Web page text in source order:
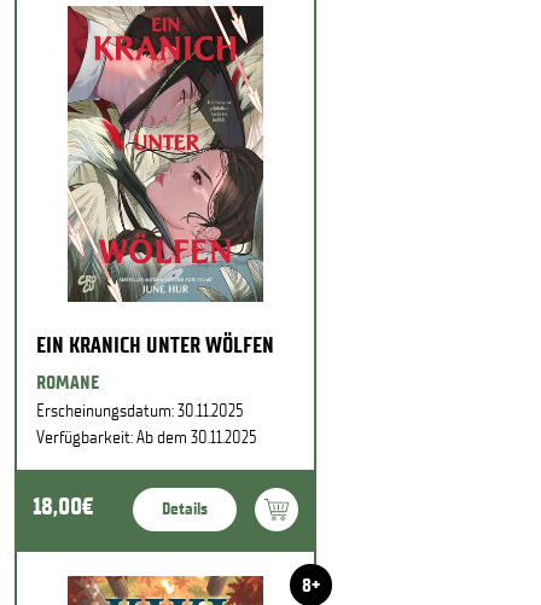
EIN KRANICH UNTER WÖLFEN
ROMANE
Erscheinungsdatum: 30.11.2025
Verfügbarkeit: Ab dem 30.11.2025
18,00€ Details
8+